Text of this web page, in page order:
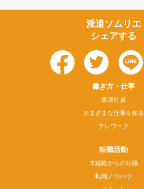
派遣ソムリエ
シェアする
働き方・仕事
派遣社員
さまざまな仕事を知る
テレワーク
転職活動
未経験からの転職
転職ノウハウ